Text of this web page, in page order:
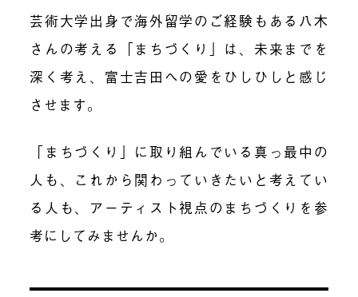
芸術大学出身で海外留学のご経験もある八木
さんの考える「まちづくり」は、未来までを
深く考え、富士吉田への愛をひしひしと感じ
させます。
「まちづくり」に取り組んでいる真っ最中の
人も、これから関わっていきたいと考えてい
る人も、アーティスト視点のまちづくりを参
考にしてみませんか。